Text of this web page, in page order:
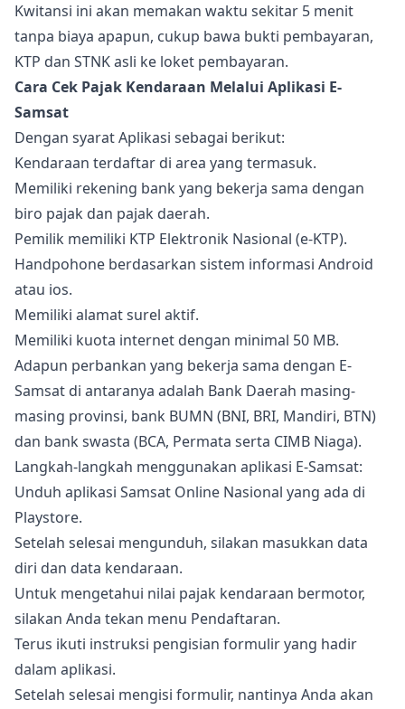
Kwitansi ini akan memakan waktu sekitar 5 menit
tanpa biaya apapun, cukup bawa bukti pembayaran,
KTP dan STNK asli ke loket pembayaran.
Cara Cek Pajak Kendaraan Melalui Aplikasi E-
Samsat
Dengan syarat Aplikasi sebagai berikut:
Kendaraan terdaftar di area yang termasuk.
Memiliki rekening bank yang bekerja sama dengan
biro pajak dan pajak daerah.
Pemilik memiliki KTP Elektronik Nasional (e-KTP).
Handpohone berdasarkan sistem informasi Android
atau ios.
Memiliki alamat surel aktif.
Memiliki kuota internet dengan minimal 50 MB.
Adapun perbankan yang bekerja sama dengan E-
Samsat di antaranya adalah Bank Daerah masing-
masing provinsi, bank BUMN (BNI, BRI, Mandiri, BTN)
dan bank swasta (BCA, Permata serta CIMB Niaga).
Langkah-langkah menggunakan aplikasi E-Samsat:
Unduh aplikasi Samsat Online Nasional yang ada di
Playstore.
Setelah selesai mengunduh, silakan masukkan data
diri dan data kendaraan.
Untuk mengetahui nilai pajak kendaraan bermotor,
silakan Anda tekan menu Pendaftaran.
Terus ikuti instruksi pengisian formulir yang hadir
dalam aplikasi.
Setelah selesai mengisi formulir, nantinya Anda akan